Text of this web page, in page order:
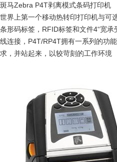
斑马Zebra P4T剥离模式条码打印机
世界上第一个移动热转印打印机与可
条形码标签，RFID标签和文件4“宽
线连接，P4T/RP4T拥有一系列的功
求，并站起来，以较苛刻的工作环境